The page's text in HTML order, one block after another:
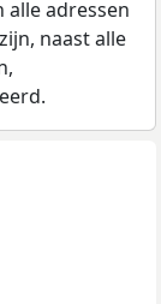
alle adressen
naast alle